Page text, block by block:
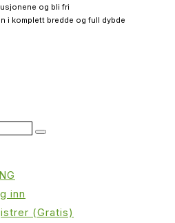
og bli fri
i komplett bredde og full dybde
inn
(Gratis)